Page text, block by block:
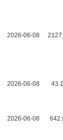
2026-06-08
2026-06-08
2026-06-08